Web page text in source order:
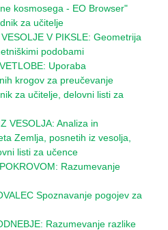
kosmosega - EO Browser"
za učitelje
V PIKSLE: Geometrija
podobami
Uporaba
krogov za preučevanje
za učitelje, delovni listi za
VESOLJA: Analiza in
Zemlja, posnetih iz vesolja,
listi za učence
Razumevanje
Spoznavanje pogojev za
Razumevanje razlike